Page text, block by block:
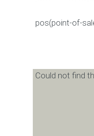
pos(point-of-
Could not find